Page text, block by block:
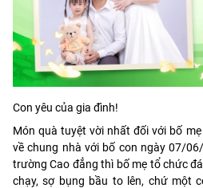
Con yêu của gia đình!
Món quà tuyệt vời nhất đối với bố
về chung nhà với bố con ngày 07/
trường Cao đẳng thì bố mẹ tổ chức
chạy, sợ bụng bầu to lên, chứ một